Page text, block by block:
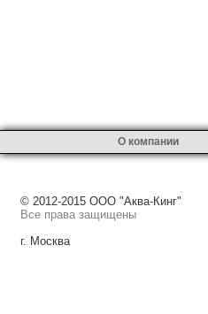
О компании
© 2012-2015 ООО "Аква-Кинг"
Все права защищены
г. Москва